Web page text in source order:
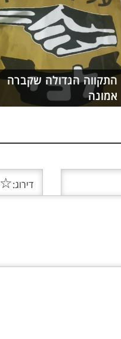
התקווה הגדולה שקברה
אמונה
דירוג:☆